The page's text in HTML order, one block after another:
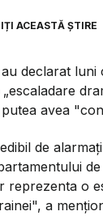
ACEASTĂ ȘTIRE
declarat
avea
de
reprezenta o
a